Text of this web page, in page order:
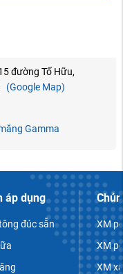
đường Tố Hữu,
(Google Map)
Gamma
áp dụng
đúc sẵn
XM
XM
XM